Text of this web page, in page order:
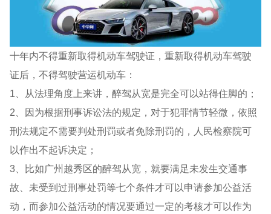
十年内不得重新取得机动车驾驶证，重新取得机动车驾驶
证后，不得驾驶营运机动车：
1、从法理角度上来讲，醉驾从宽是完全可以站得住脚的；
2、因为根据刑事诉讼法的规定，对于犯罪情节轻微，依照
刑法规定不需要判处刑罚或者免除刑罚的，人民检察院可
以作出不起诉决定；
3、比如广州越秀区的醉驾从宽，就要满足未发生交通事
故、未受到过刑事处罚等七个条件才可以申请参加公益活
动，而参加公益活动的情况要通过一定的考核才可以作为